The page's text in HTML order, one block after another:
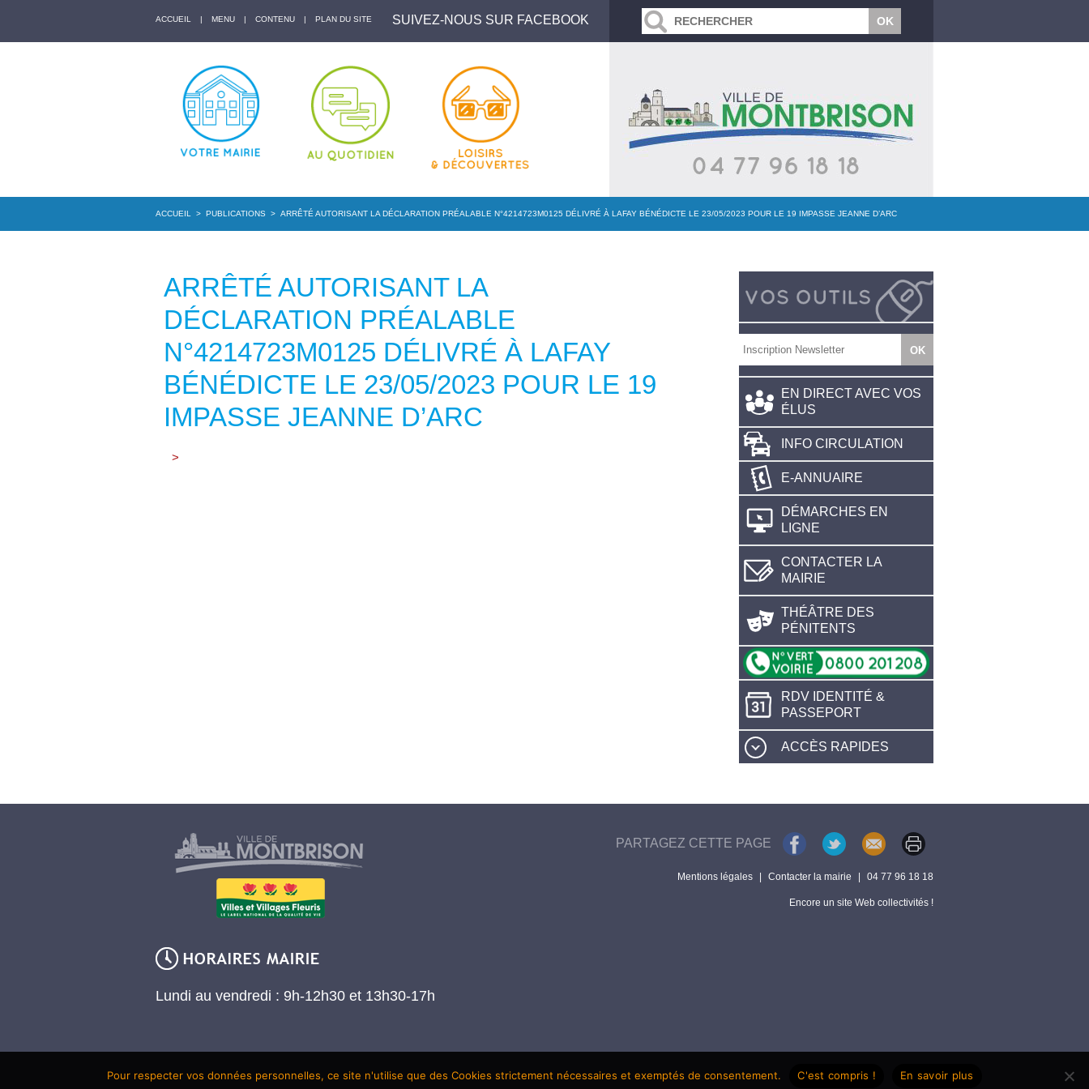
ACCUEIL | MENU | CONTENU | PLAN DU SITE SUIVEZ-NOUS SUR FACEBOOK
ACCUEIL > PUBLICATIONS > ARRÊTÉ AUTORISANT LA DÉCLARATION PRÉALABLE N°4214723M0125 DÉLIVRÉ À LAFAY BÉNÉDICTE LE 23/05/2023 POUR LE 19 IMPASSE JEANNE D’ARC
ARRÊTÉ AUTORISANT LA
DÉCLARATION PRÉALABLE
N°4214723M0125 DÉLIVRÉ À LAFAY
BÉNÉDICTE LE 23/05/2023 POUR LE 19
IMPASSE JEANNE D’ARC
>
EN DIRECT AVEC VOS
ÉLUS
INFO CIRCULATION
E-ANNUAIRE
DÉMARCHES EN
LIGNE
CONTACTER LA
MAIRIE
THÉÂTRE DES
PÉNITENTS
RDV IDENTITÉ &
PASSEPORT
ACCÈS RAPIDES
Lundi au vendredi : 9h-12h30 et 13h30-17h
PARTAGEZ CETTE PAGE
Mentions légales Contacter la mairie 04 77 96 18 18
Encore un site Web collectivités !
Pour respecter vos données personnelles, ce site n'utilise que des Cookies strictement nécessaires et exemptés de consentement. C'est compris ! En savoir plus